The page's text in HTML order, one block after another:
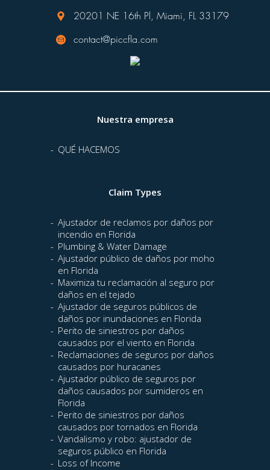
20201 NE 16th Pl, Miami, FL 33179
contact@piccfla.com
Nuestra empresa
QUÉ HACEMOS
Claim Types
Ajustador de reclamos por daños por
incendio en Florida
Plumbing & Water Damage
Ajustador público de daños por moho
en Florida
Maximiza tu reclamación al seguro por
daños en el tejado
Ajustador de seguros públicos de
daños por inundaciones en Florida
Perito de siniestros por daños
causados por el viento en Florida
Reclamaciones de seguros por daños
causados por huracanes
Ajustador público de seguros por
daños causados por sumideros en
Florida
Perito de siniestros por daños
causados por tornados en Florida
Vandalismo y robo: ajustador de
seguros público en Florida
Loss of Income